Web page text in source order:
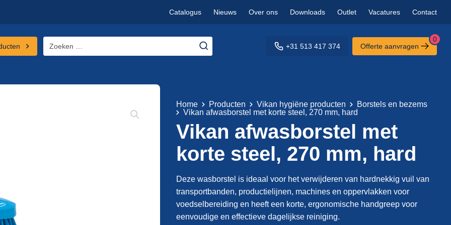
Catalogus Nieuws Over ons Downloads Outlet Vacatures Contact
naar:
+31 513 417 374 Offerte aanvragen
0
Home Producten Vikan hygiëne producten
Borstels en bezems
Vikan afwasborstel met korte steel, 270 mm, hard
Vikan afwasborstel met
korte steel, 270 mm, hard
Deze wasborstel is ideaal voor het verwijderen van hardnekkig vuil van
transportbanden, productielijnen, machines en oppervlakken voor
voedselbereiding en heeft een korte, ergonomische handgreep voor
eenvoudige en effectieve dagelijkse reiniging.